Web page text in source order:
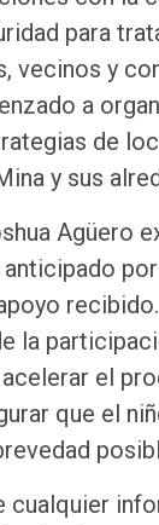
para
vecinos y
a
de
y sus
Agüero
la
el
que el
cualquier